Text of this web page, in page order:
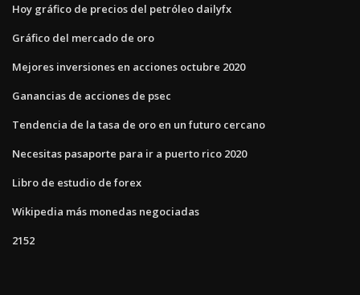
Hoy gráfico de precios del petróleo dailyfx
Gráfico del mercado de oro
Mejores inversiones en acciones octubre 2020
Ganancias de acciones de psec
Tendencia de la tasa de oro en un futuro cercano
Necesitas pasaporte para ir a puerto rico 2020
Libro de estudio de forex
Wikipedia más monedas negociadas
2152